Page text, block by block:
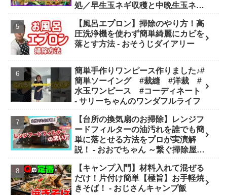
処／早生玉ネギ収穫と中晩生玉ネギ
方／玉葱料理／【概要欄にもくじ】
- ニャハハの家庭菜園
【風呂エプロン】掃除のやり方！高
圧洗浄機を使わず簡単綺麗にカビを
落とす方法 - おそうじダイアリー
簡単手作りワンピース作りました♪#
簡単ソーイング #裁縫 #洋裁 #
水玉ワンピース #コーディネート
- サリーちゃんのワンダフルライフ
【台所の換気扇のお掃除】レンジフ
ードフィルターの油汚れを誰でも簡
単に落とせる方法をプロが実演解
説！ - おおでちゃん ～繋ぐ掃除屋さ
【キャンプ入門】材料入れて混ぜる
だけ！片付け簡単【極旨】お手軽焼
きそば！ - おじさんキャンプ飯